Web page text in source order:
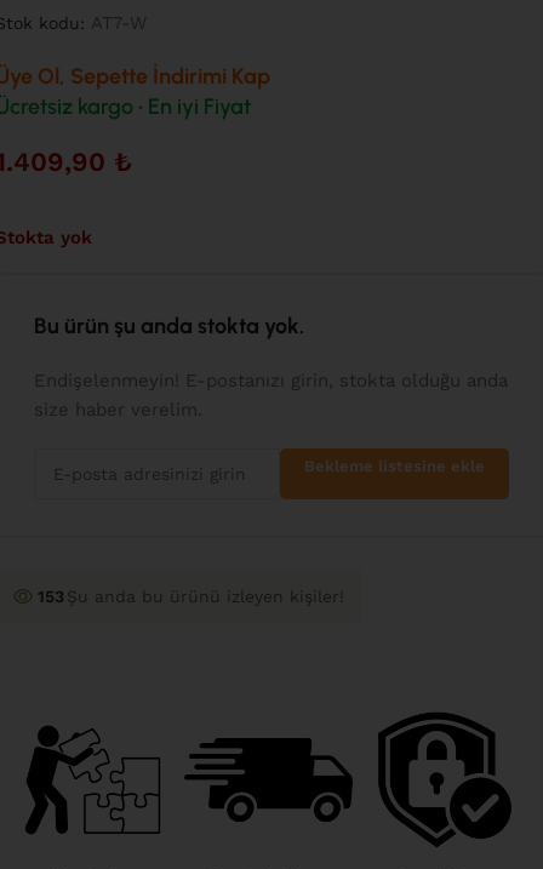
kodu: AT7-W
Ol, Sepette İndirimi Kap
kargo • En iyi Fiyat
₺
yok
Bu ürün şu anda stokta yok.
Endişelenmeyin! E-postanızı girin, stokta olduğu anda
size haber verelim.
Bekleme listesine ekle
153 Şu anda bu ürünü izleyen kişiler!